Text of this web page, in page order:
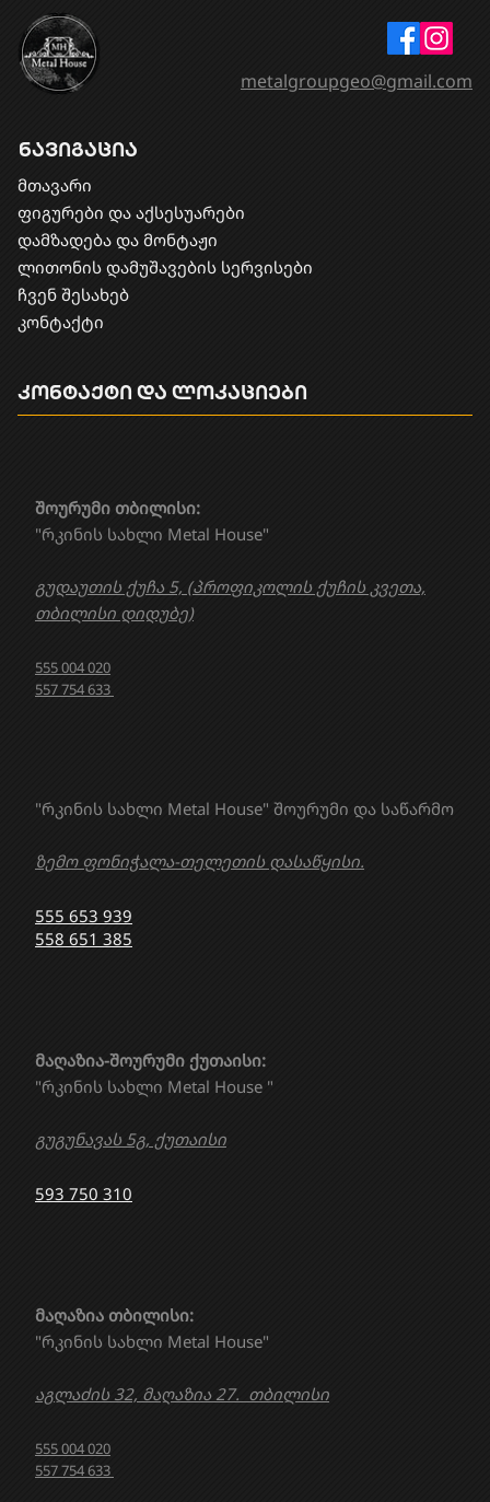
ნავიგაცია
მთავარი
ფიგურები და აქსესუარები
დამზადება და მონტაჟი
​ლითონის დამუშავების სერვისები
ჩვენ შესახებ
კონტაქტი
"რკინის სახლი Metal House" შოურუმი და საწარმო
ზემო ფონიჭალა-თელეთის დასაწყისი.
555 653 939
558 651 385
მაღაზია თბილისი:
"რკინის სახლი Metal House"
აგლაძის 32, მაღაზია 27. თბილისი
555 004 020
557 754 633
მაღაზია-შოურუმი ქუთაისი:
"რკინის სახლი Metal House "
გუგუნავას 5გ, ქუთაისი
593 750 310
შოურუმი თბილისი:
"რკინის სახლი Metal House"
გუდაუთის ქუჩა 5, (პროფიკოლის ქუჩის კვეთა,
თბილისი დიდუბე)
555 004 020
557 754 633
კონტაქტი და ლოკაციები
metalgroupgeo@gmail.com